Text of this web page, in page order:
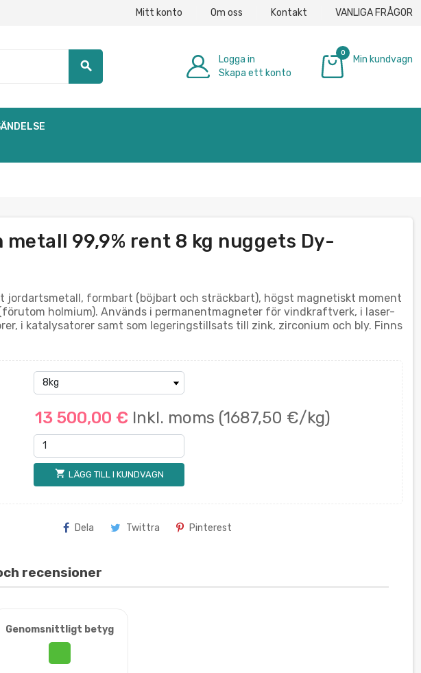
Mitt konto Om oss Kontakt VANLIGA FRÅGOR
search
Logga in
Skapa ett konto
0
Min kundvagn
metall 99,9% rent 8 kg nuggets Dy-
jordartsmetall, formbart (böjbart och sträckbart), högst magnetiskt moment
holmium). Används i permanentmagneter för vindkraftverk, i laser-
i katalysatorer samt som legeringstillsats till zink, zirconium och bly. Finns
13 500,00 € Inkl. moms (1687,50 €/kg)
shopping_cart LÄGG TILL I KUNDVAGN
Dela Twittra Pinterest
recensioner
Genomsnittligt betyg